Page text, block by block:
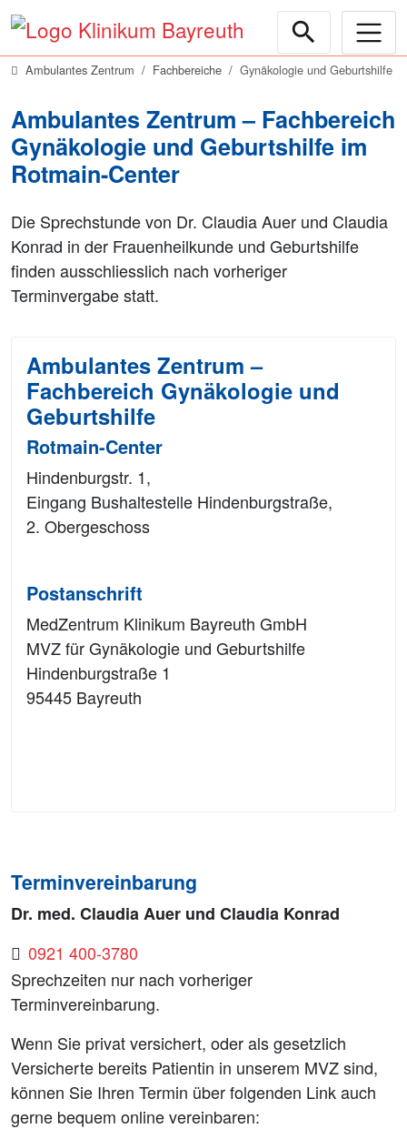
Ambulantes Zentrum Fachbereiche Gynäkologie und Geburtshilfe
Ambulantes Zentrum – Fachbereich
Gynäkologie und Geburtshilfe im
Rotmain-Center
Die Sprechstunde von Dr. Claudia Auer und Claudia
Konrad in der Frauenheilkunde und Geburtshilfe
finden ausschliesslich nach vorheriger
Terminvergabe statt.
Ambulantes Zentrum –
Fachbereich Gynäkologie und
Geburtshilfe
Rotmain-Center
Hindenburgstr. 1,
Eingang Bushaltestelle Hindenburgstraße,
2. Obergeschoss
Postanschrift
MedZentrum Klinikum Bayreuth GmbH
MVZ für Gynäkologie und Geburtshilfe
Hindenburgstraße 1
95445 Bayreuth
Terminvereinbarung
Dr. med. Claudia Auer und Claudia Konrad
0921 400-3780
Sprechzeiten nur nach vorheriger
Terminvereinbarung.
Wenn Sie privat versichert, oder als gesetzlich
Versicherte bereits Patientin in unserem MVZ sind,
können Sie Ihren Termin über folgenden Link auch
gerne bequem online vereinbaren: